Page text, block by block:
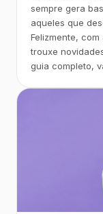
sempre gera
aqueles que
Felizmente,
trouxe
guia completo,